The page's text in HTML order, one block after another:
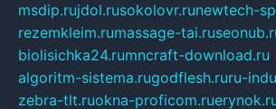
msdip.rujdol.rusokolovr.runewtech-
rezemkleim.rumassage-tai.ru
biolisichka24.rumncraft-download.ru
algoritm-sistema.rugodflesh.ruru-
zebra-tlt.ruokna-proficom.ru